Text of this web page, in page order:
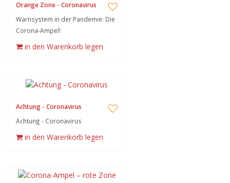
Orange Zone - Coronavirus
Warnsystem in der Pandemie: Die
Corona-Ampel!
in den Warenkorb legen
Achtung - Coronavirus
Achtung - Coronavirus
in den Warenkorb legen